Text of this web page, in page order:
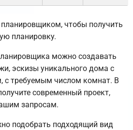
чтобы получить
планировку.
можно создавать
эскизы уникального дома с
с требуемым числом комнат. В
современный проект,
запросам.
подобрать подходящий вид